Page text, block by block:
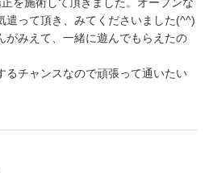
遣って頂き、みてくださいました(^^)
がみえて、一緒に遊んでもらえたの
るチャンスなので頑張って通いたい